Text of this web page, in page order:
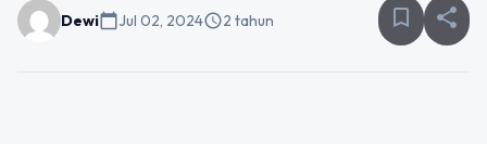
Dewicalendar_todayJul 02, 2024schedule2 tahun bookmark_border share